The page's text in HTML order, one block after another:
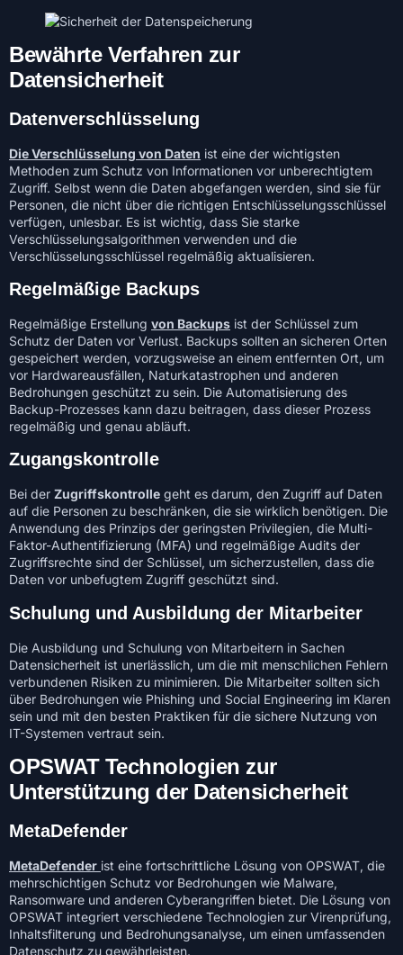
Bewährte Verfahren zur
Datensicherheit
Datenverschlüsselung
Die Verschlüsselung von Daten ist eine der wichtigsten
Methoden zum Schutz von Informationen vor unberechtigtem
Zugriff. Selbst wenn die Daten abgefangen werden, sind sie für
Personen, die nicht über die richtigen Entschlüsselungsschlüssel
verfügen, unlesbar. Es ist wichtig, dass Sie starke
Verschlüsselungsalgorithmen verwenden und die
Verschlüsselungsschlüssel regelmäßig aktualisieren.
Regelmäßige Backups
Regelmäßige Erstellung von Backups ist der Schlüssel zum
Schutz der Daten vor Verlust. Backups sollten an sicheren Orten
gespeichert werden, vorzugsweise an einem entfernten Ort, um
vor Hardwareausfällen, Naturkatastrophen und anderen
Bedrohungen geschützt zu sein. Die Automatisierung des
Backup-Prozesses kann dazu beitragen, dass dieser Prozess
regelmäßig und genau abläuft.
Zugangskontrolle
Bei der Zugriffskontrolle geht es darum, den Zugriff auf Daten
auf die Personen zu beschränken, die sie wirklich benötigen. Die
Anwendung des Prinzips der geringsten Privilegien, die Multi-
Faktor-Authentifizierung (MFA) und regelmäßige Audits der
Zugriffsrechte sind der Schlüssel, um sicherzustellen, dass die
Daten vor unbefugtem Zugriff geschützt sind.
Schulung und Ausbildung der Mitarbeiter
Die Ausbildung und Schulung von Mitarbeitern in Sachen
Datensicherheit ist unerlässlich, um die mit menschlichen Fehlern
verbundenen Risiken zu minimieren. Die Mitarbeiter sollten sich
über Bedrohungen wie Phishing und Social Engineering im Klaren
sein und mit den besten Praktiken für die sichere Nutzung von
IT-Systemen vertraut sein.
OPSWAT Technologien zur
Unterstützung der Datensicherheit
MetaDefender
MetaDefender ist eine fortschrittliche Lösung von OPSWAT, die
mehrschichtigen Schutz vor Bedrohungen wie Malware,
Ransomware und anderen Cyberangriffen bietet. Die Lösung von
OPSWAT integriert verschiedene Technologien zur Virenprüfung,
Inhaltsfilterung und Bedrohungsanalyse, um einen umfassenden
Datenschutz zu gewährleisten.